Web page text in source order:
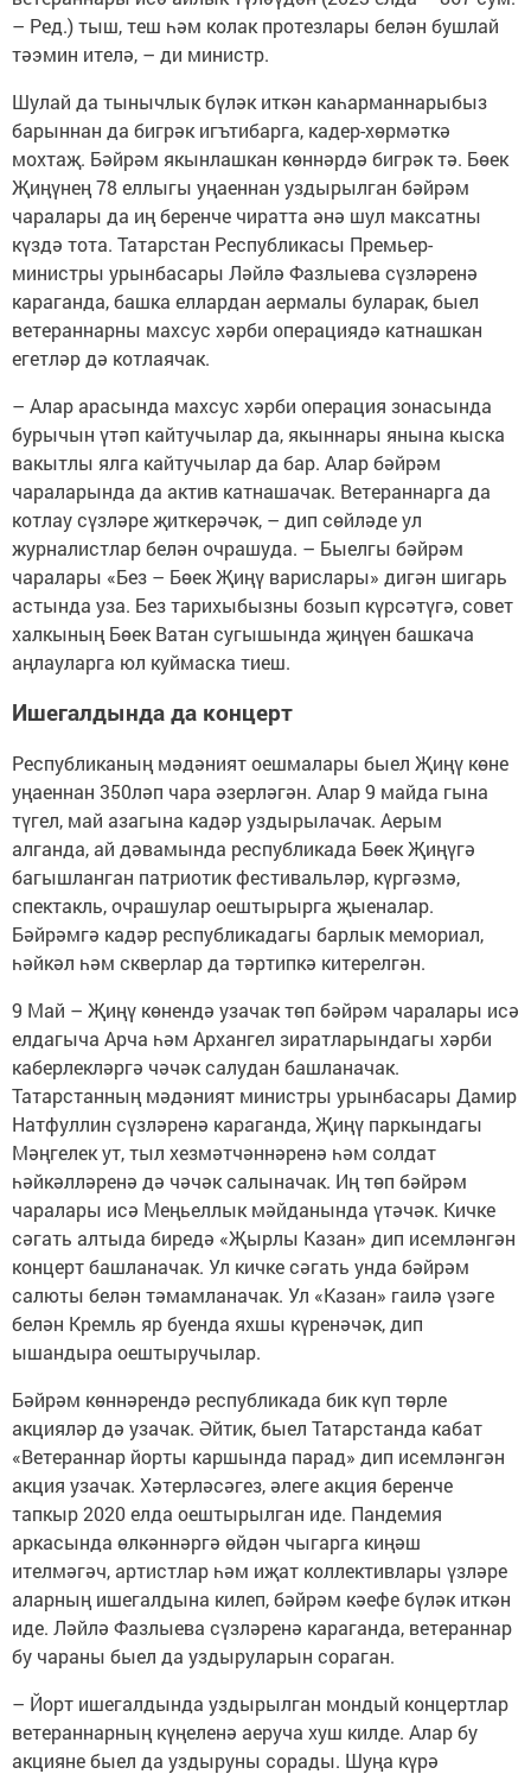
– Ред.) тыш, теш һәм колак протезлары белән бушлай
тәэмин ителә, – ди министр.
Шулай да тынычлык бүләк иткән каһарманнарыбыз
барыннан да бигрәк игътибарга, кадер-хөрмәткә
мохтаҗ. Бәйрәм якынлашкан көннәрдә бигрәк тә. Бөек
Җиңүнең 78 еллыгы уңаеннан уздырылган бәйрәм
чаралары да иң беренче чиратта әнә шул максатны
күздә тота. Татарстан Республикасы Премьер-
министры урынбасары Ләйлә Фазлыева сүзләренә
караганда, башка еллардан аермалы буларак, быел
ветераннарны махсус хәрби операциядә катнашкан
егетләр дә котлаячак.
– Алар арасында махсус хәрби операция зонасында
бурычын үтәп кайтучылар да, якыннары янына кыска
вакытлы ялга кайтучылар да бар. Алар бәйрәм
чараларында да актив катнашачак. Ветераннарга да
котлау сүзләре җиткерәчәк, – дип сөйләде ул
журналистлар белән очрашуда. – Быелгы бәйрәм
чаралары «Без – Бөек Җиңү варислары» дигән шигарь
астында уза. Без тарихыбызны бозып күрсәтүгә, совет
халкының Бөек Ватан сугышында җиңүен башкача
аңлауларга юл куймаска тиеш.
Ишегалдында да концерт
Республиканың мәдәният оешмалары быел Җиңү көне
уңаеннан 350ләп чара әзерләгән. Алар 9 майда гына
түгел, май азагына кадәр уздырылачак. Аерым
алганда, ай дәвамында республикада Бөек Җиңүгә
багышланган патриотик фестивальләр, күргәзмә,
спектакль, очрашулар оештырырга җыеналар.
Бәйрәмгә кадәр республикадагы барлык мемориал,
һәйкәл һәм скверлар да тәртипкә китерелгән.
9 Май – Җиңү көнендә узачак төп бәйрәм чаралары исә
елдагыча Арча һәм Архангел зиратларындагы хәрби
каберлекләргә чәчәк салудан башланачак.
Татарстанның мәдәният министры урынбасары Дамир
Натфуллин сүзләренә караганда, Җиңү паркындагы
Мәңгелек ут, тыл хезмәтчәннәренә һәм солдат
һәйкәлләренә дә чәчәк салыначак. Иң төп бәйрәм
чаралары исә Меңьеллык мәйданында үтәчәк. Кичке
сәгать алтыда биредә «Җырлы Казан» дип исемләнгән
концерт башланачак. Ул кичке сәгать унда бәйрәм
салюты белән тәмамланачак. Ул «Казан» гаилә үзәге
белән Кремль яр буенда яхшы күренәчәк, дип
ышандыра оештыручылар.
Бәйрәм көннәрендә республикада бик күп төрле
акцияләр дә узачак. Әйтик, быел Татарстанда кабат
«Ветераннар йорты каршында парад» дип исемләнгән
акция узачак. Хәтерләсәгез, әлеге акция беренче
тапкыр 2020 елда оештырылган иде. Пандемия
аркасында өлкәннәргә өйдән чыгарга киңәш
ителмәгәч, артистлар һәм иҗат коллективлары үзләре
аларның ишегалдына килеп, бәйрәм кәефе бүләк иткән
иде. Ләйлә Фазлыева сүзләренә караганда, ветераннар
бу чараны быел да уздыруларын сораган.
– Йорт ишегалдында уздырылган мондый концертлар
ветераннарның күңеленә аеруча хуш килде. Алар бу
акцияне быел да уздыруны сорады. Шуңа күрә